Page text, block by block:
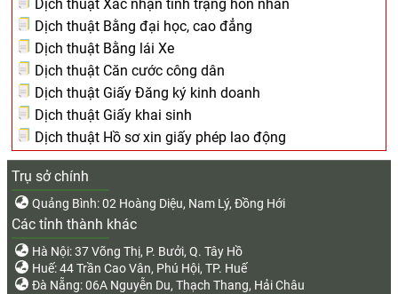
Dịch thuật Xác nhận tình trạng hôn nhân
Dịch thuật Bằng đại học, cao đẳng
Dịch thuật Bằng lái Xe
Dịch thuật Căn cước công dân
Dịch thuật Giấy Đăng ký kinh doanh
Dịch thuật Giấy khai sinh
Dịch thuật Hồ sơ xin giấy phép lao động
Trụ sở chính
Quảng Bình: 02 Hoàng Diệu, Nam Lý, Đồng Hới
Các tỉnh thành khác
Hà Nội: 37 Võng Thị, P. Bưởi, Q. Tây Hồ
Huế: 44 Trần Cao Vân, Phú Hội, TP. Huế
Đà Nẵng: 06A Nguyễn Du, Thạch Thang, Hải Châu